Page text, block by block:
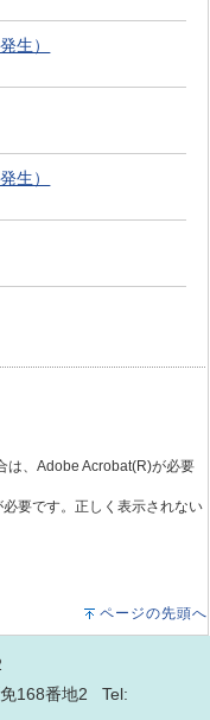
生）
生）
は、Adobe Acrobat(R)が必要
要です。正しく表示されない
ページの先頭へ
168番地2 Tel: